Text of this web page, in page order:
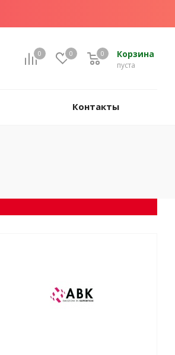
0 0 Корзина
пуста
0
Контакты